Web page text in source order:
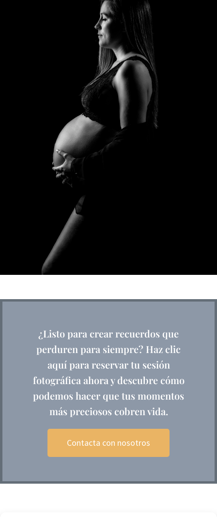
¿Listo para crear recuerdos que
perduren para siempre? Haz clic
aquí para reservar tu sesión
fotográfica ahora y descubre cómo
podemos hacer que tus momentos
más preciosos cobren vida.
Contacta con nosotros